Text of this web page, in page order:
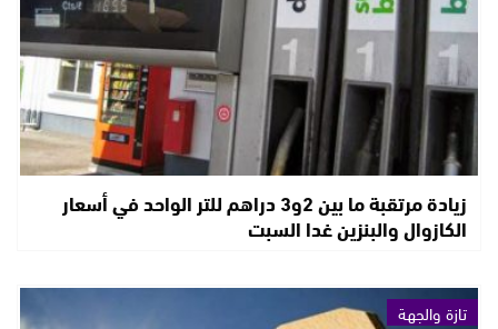
زيادة مرتقبة ما بين 2و3 دراهم للتر الواحد في أسعار
الكازوال والبنزين غدا السبت
تازة والجهة